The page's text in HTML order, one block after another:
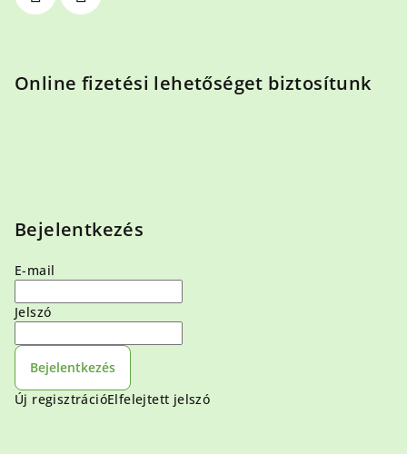
Online fizetési lehetőséget biztosítunk
Bejelentkezés
E-mail
Jelszó
Bejelentkezés
Új regisztrációElfelejtett jelszó